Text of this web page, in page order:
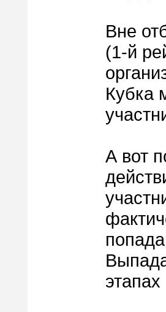
Вне
(1-й
Кубка
А вот